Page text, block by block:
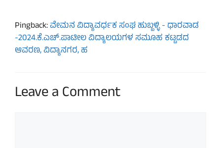
Pingback:ವೇಮನ ವಿದ್ಯಾವರ್ಧಕ ಸಂಘ ಹುಬ್ಬಳ್ಳಿ - ಧಾರವಾಡ
-2024.ಕೆ.ಎಚ್.ಪಾಟೀಲ ವಿದ್ಯಾಲಯಗಳ ಸಮೂಹ ಕಟ್ಟಡದ
ಆವರಣ, ವಿದ್ಯಾನಗರ, ಹ
Leave a Comment